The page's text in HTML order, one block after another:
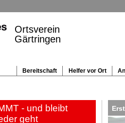
Ortsverein
Gärtringen
Navigation
Bereitschaft Helfer vor Ort
- und bleibt
geht